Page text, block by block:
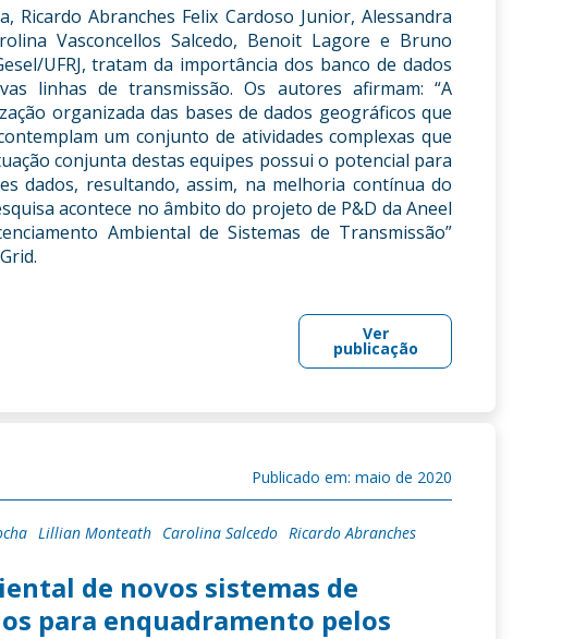
Ricardo Abranches Felix Cardoso Junior, Alessandra
Vasconcellos Salcedo, Benoit Lagore e Bruno
UFRJ, tratam da importância dos banco de dados
linhas de transmissão. Os autores afirmam: “A
organizada das bases de dados geográficos que
um conjunto de atividades complexas que
conjunta destas equipes possui o potencial para
dados, resultando, assim, na melhoria contínua do
acontece no âmbito do projeto de P&D da Aneel
Ambiental de Sistemas de Transmissão”
Ver
publicação
Publicado em: maio de 2020
Lillian Monteath Carolina Salcedo Ricardo Abranches
de novos sistemas de
para enquadramento pelos